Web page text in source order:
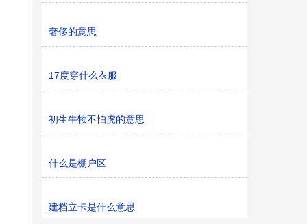
奢侈的意思
17度穿什么衣服
初生牛犊不怕虎的意思
什么是棚户区
建档立卡是什么意思